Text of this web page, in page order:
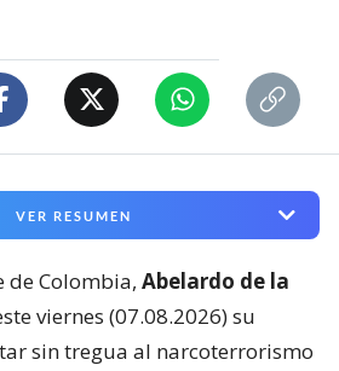
VER RESUMEN
de Colombia, Abelardo de la
viernes (07.08.2026) su
sin tregua al narcoterrorismo